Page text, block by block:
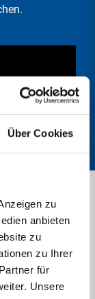
Über Cookies
zu
anbieten
zu
zu Ihrer
für
Unsere
deinem
Fragen